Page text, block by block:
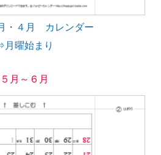
・４月 カレンダー
月曜始まり
５月～６月